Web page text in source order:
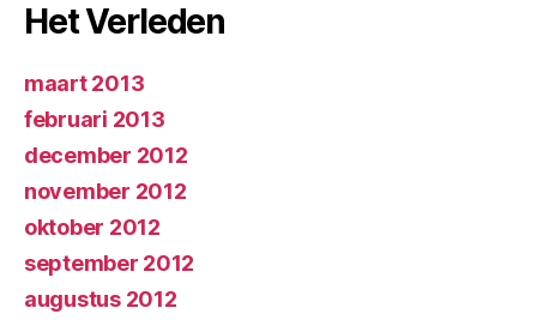
Het Verleden
maart 2013
februari 2013
december 2012
november 2012
oktober 2012
september 2012
augustus 2012